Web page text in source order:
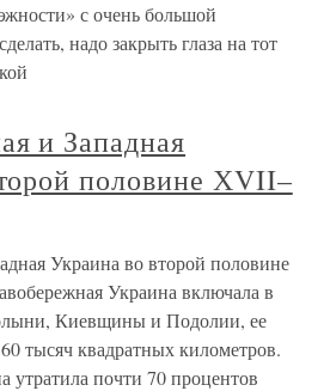
с очень большой
надо закрыть глаза на тот
и Западная
половине ХVII–
Украина во второй половине
Украина включала в
Киевщины и Подолии, ее
тысяч квадратных километров.
утратила почти 70 процентов